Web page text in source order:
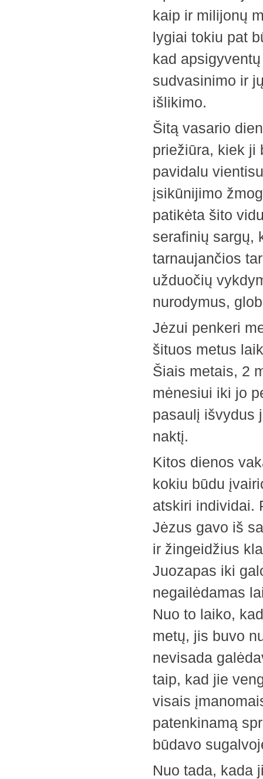
kaip ir milijonų
lygiai tokiu pat
kad
sudvasinimo ir
išlikimo.
Šitą vasario
priežiūra, kiek ji
pavidalu
įsikūnijimo
patikėta šito
serafinių sargų,
tarnaujančios
užduočių
nurodymus,
Jėzui penkeri
šituos metus
Šiais metais, 2
mėnesiui iki jo
pasaulį išvydus
naktį.
Kitos dienos
kokiu būdu
atskiri individai.
Jėzus gavo iš
ir žingeidžius
Juozapas iki
negailėdamas
Nuo to laiko,
metų, jis buvo
nevisada
taip, kad jie
visais
patenkinamą
būdavo
Nuo tada, kada